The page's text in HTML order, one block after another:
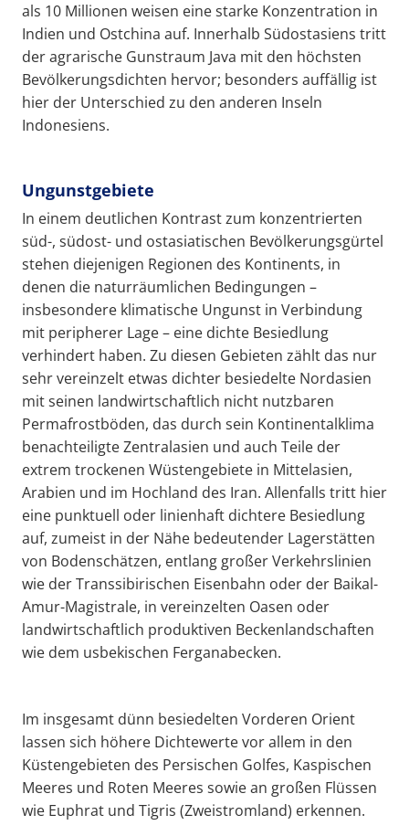
als 10 Millionen weisen eine starke Konzentration in
Indien und Ostchina auf. Innerhalb Südostasiens tritt
der agrarische Gunstraum Java mit den höchsten
Bevölkerungsdichten hervor; besonders auffällig ist
hier der Unterschied zu den anderen Inseln
Indonesiens.
Ungunstgebiete
In einem deutlichen Kontrast zum konzentrierten
süd-, südost- und ostasiatischen Bevölkerungsgürtel
stehen diejenigen Regionen des Kontinents, in
denen die naturräumlichen Bedingungen –
insbesondere klimatische Ungunst in Verbindung
mit peripherer Lage – eine dichte Besiedlung
verhindert haben. Zu diesen Gebieten zählt das nur
sehr vereinzelt etwas dichter besiedelte Nordasien
mit seinen landwirtschaftlich nicht nutzbaren
Permafrostböden, das durch sein Kontinentalklima
benachteiligte Zentralasien und auch Teile der
extrem trockenen Wüstengebiete in Mittelasien,
Arabien und im Hochland des Iran. Allenfalls tritt hier
eine punktuell oder linienhaft dichtere Besiedlung
auf, zumeist in der Nähe bedeutender Lagerstätten
von Bodenschätzen, entlang großer Verkehrslinien
wie der Transsibirischen Eisenbahn oder der Baikal-
Amur-Magistrale, in vereinzelten Oasen oder
landwirtschaftlich produktiven Beckenlandschaften
wie dem usbekischen Ferganabecken.
Im insgesamt dünn besiedelten Vorderen Orient
lassen sich höhere Dichtewerte vor allem in den
Küstengebieten des Persischen Golfes, Kaspischen
Meeres und Roten Meeres sowie an großen Flüssen
wie Euphrat und Tigris (Zweistromland) erkennen.